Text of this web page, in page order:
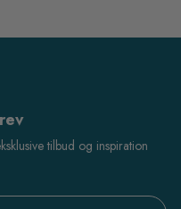
tilbud og inspiration